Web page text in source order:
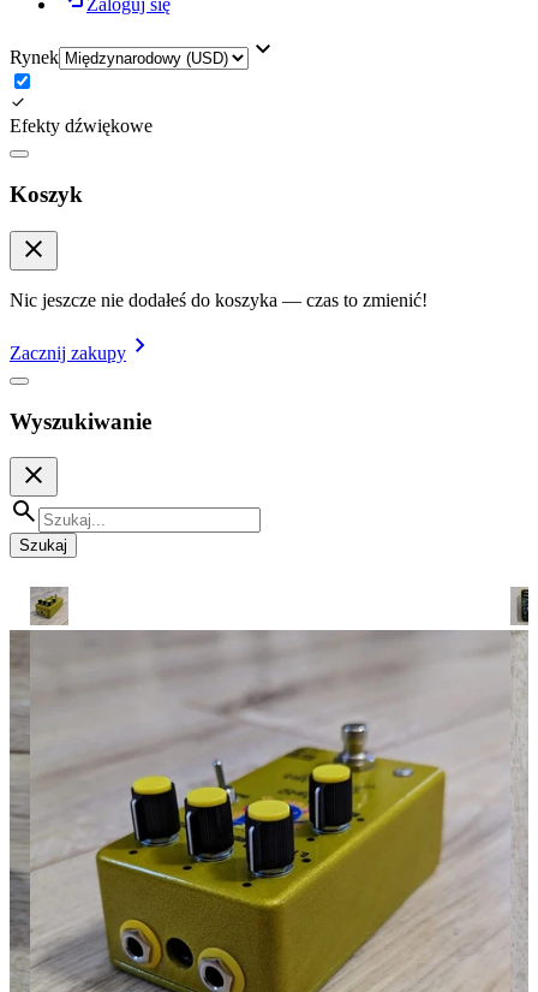
Zaloguj się
Rynek
Efekty dźwiękowe
Koszyk
Nic jeszcze nie dodałeś do koszyka — czas to zmienić!
Zacznij zakupy
Wyszukiwanie
Szukaj